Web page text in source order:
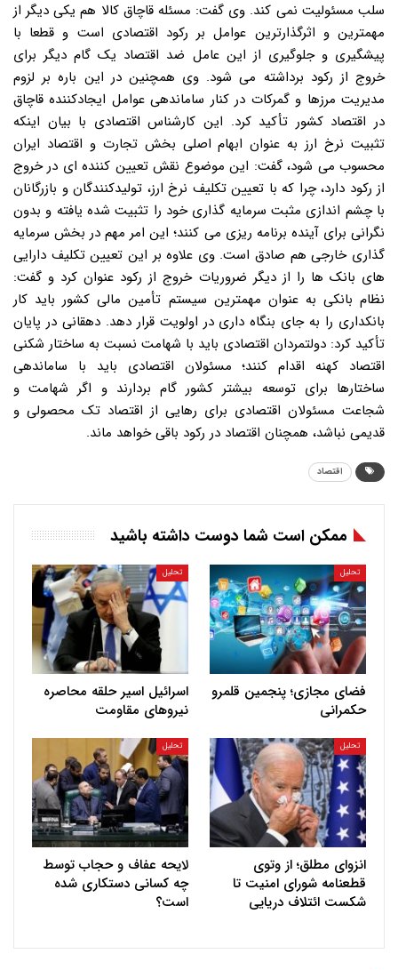
سلب مسئولیت نمی کند. وی گفت: مسئله قاچاق کالا هم یکی دیگر از
مهمترین و اثرگذارترین عوامل بر رکود اقتصادی است و قطعا با
پیشگیری و جلوگیری از این عامل ضد اقتصاد یک گام دیگر برای
خروج از رکود برداشته می شود. وی همچنین در این باره بر لزوم
مدیریت مرزها و گمرکات در کنار ساماندهی عوامل ایجادکننده قاچاق
در اقتصاد کشور تأکید کرد. این کارشناس اقتصادی با بیان اینکه
تثبیت نرخ ارز به عنوان ابهام اصلی بخش تجارت و اقتصاد ایران
محسوب می شود، گفت: این موضوع نقش تعیین کننده ای در خروج
از رکود دارد، چرا که با تعیین تکلیف نرخ ارز، تولیدکنندگان و بازرگانان
با چشم اندازی مثبت سرمایه گذاری خود را تثبیت شده یافته و بدون
نگرانی برای آینده برنامه ریزی می کنند؛ این امر مهم در بخش سرمایه
گذاری خارجی هم صادق است. وی علاوه بر این تعیین تکلیف دارایی
های بانک ها را از دیگر ضروریات خروج از رکود عنوان کرد و گفت:
نظام بانکی به عنوان مهمترین سیستم تأمین مالی کشور باید کار
بانکداری را به جای بنگاه داری در اولویت قرار دهد. دهقانی در پایان
تأکید کرد: دولتمردان اقتصادی باید با شهامت نسبت به ساختار شکنی
اقتصاد کهنه اقدام کنند؛ مسئولان اقتصادی باید با ساماندهی
ساختارها برای توسعه بیشتر کشور گام بردارند و اگر شهامت و
شجاعت مسئولان اقتصادی برای رهایی از اقتصاد تک محصولی و
قدیمی نباشد، همچنان اقتصاد در رکود باقی خواهد ماند.
اقتصاد
ممکن است شما دوست داشته باشید
تحلیل
فضای مجازی؛ پنجمین قلمرو
حکمرانی
تحلیل
اسرائیل اسیر حلقه محاصره
نیروهای مقاومت
تحلیل
انزوای مطلق؛ از وتوی
قطعنامه شورای امنیت تا
شکست ائتلاف دریایی
تحلیل
لایحه عفاف و حجاب توسط
چه کسانی دستکاری شده
است؟